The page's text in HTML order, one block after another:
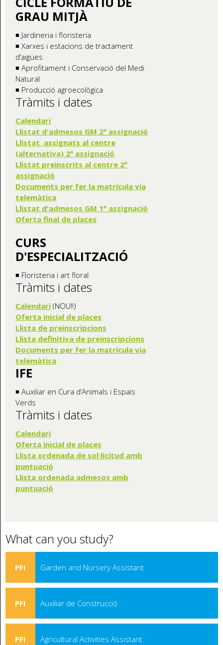
GRAU MITJÀ
◾ Jardineria i floristeria
◾ Xarxes i estacions de tractament
d’aigües
◾ Aprofitament i Conservació del Medi
Natural
◾ Producció agroecològica
Tràmits i dates
Calendari
Llistat d'admesos GM 2ª assignació
Llistat assignats al centre
(alternativa) 2ª assignació
Llistat preinscrits al centre 2ª
assignació
Documents per fer la matrícula via
telemàtica
Llistat d'admesos GM 1ª assignació
Oferta final de places
CURS
D'ESPECIALITZACIÓ
◾ Floristeria i art floral
Tràmits i dates
Calendari (NOU!!)
Oferta inicial de places
Llista de preinscripcions
Llista definitiva de preinscripcions
Documents per fer la matrícula via
telemàtica
IFE
◾ Auxiliar en Cura d’Animals i Espais
Verds
Tràmits i dates
Calendari
Oferta inicial de places
Llista ordenada de sol·licitud amb
puntuació
Llista ordenada admesos amb
puntuació
What can you study?
PFI Garden and Nursery Assistant
PFI Auxiliar de Construcció
PFI Agricultural Activities Assistant